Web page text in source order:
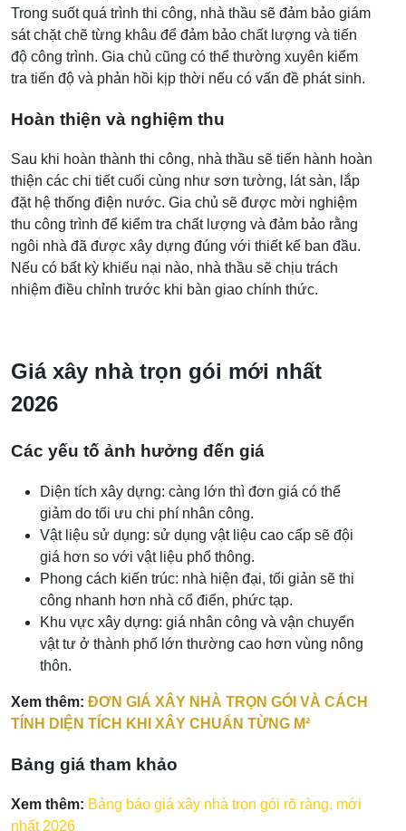
Trong suốt quá trình thi công, nhà thầu sẽ đảm bảo giám
sát chặt chẽ từng khâu để đảm bảo chất lượng và tiến
độ công trình. Gia chủ cũng có thể thường xuyên kiểm
tra tiến độ và phản hồi kịp thời nếu có vấn đề phát sinh.
Hoàn thiện và nghiệm thu
Sau khi hoàn thành thi công, nhà thầu sẽ tiến hành hoàn
thiện các chi tiết cuối cùng như sơn tường, lát sàn, lắp
đặt hệ thống điện nước. Gia chủ sẽ được mời nghiệm
thu công trình để kiểm tra chất lượng và đảm bảo rằng
ngôi nhà đã được xây dựng đúng với thiết kế ban đầu.
Nếu có bất kỳ khiếu nại nào, nhà thầu sẽ chịu trách
nhiệm điều chỉnh trước khi bàn giao chính thức.
Giá xây nhà trọn gói mới nhất
2026
Các yếu tố ảnh hưởng đến giá
Diện tích xây dựng: càng lớn thì đơn giá có thể
giảm do tối ưu chi phí nhân công.
Vật liệu sử dụng: sử dụng vật liệu cao cấp sẽ đội
giá hơn so với vật liệu phổ thông.
Phong cách kiến trúc: nhà hiện đại, tối giản sẽ thi
công nhanh hơn nhà cổ điển, phức tạp.
Khu vực xây dựng: giá nhân công và vận chuyển
vật tư ở thành phố lớn thường cao hơn vùng nông
thôn.
Xem thêm: ĐƠN GIÁ XÂY NHÀ TRỌN GÓI VÀ CÁCH
TÍNH DIỆN TÍCH KHI XÂY CHUẨN TỪNG M²
Bảng giá tham khảo
Xem thêm: Bảng báo giá xây nhà trọn gói rõ ràng, mới
nhất 2026